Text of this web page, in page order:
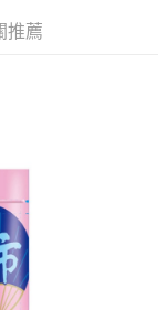
關給付款項請求債
公司將視審查結果
惡意使用之情形，
取法律行動。
推薦